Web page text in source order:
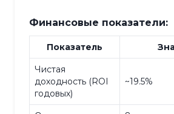
Финансовые показатели:
Показатель
Чистая
доходность (ROI
годовых)
~19.5%